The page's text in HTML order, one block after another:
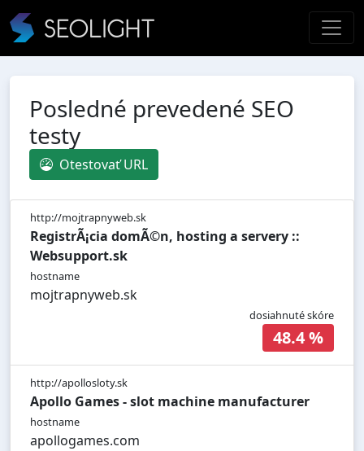
Posledné prevedené SEO
testy
Otestovať URL
http://mojtrapnyweb.sk
RegistrÃ¡cia domÃ©n, hosting a servery ::
Websupport.sk
hostname
mojtrapnyweb.sk
dosiahnuté skóre
48.4 %
http://apollosloty.sk
Apollo Games - slot machine manufacturer
hostname
apollogames.com